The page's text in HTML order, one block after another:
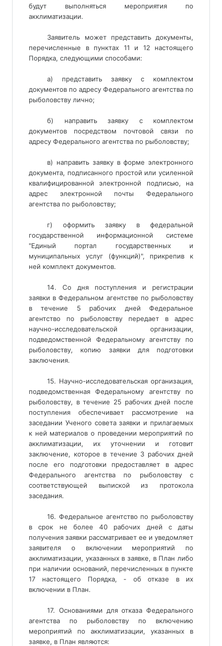
будут выполняться мероприятия по
акклиматизации.
Заявитель может представить документы,
перечисленные в пунктах 11 и 12 настоящего
Порядка, следующими способами:
а) представить заявку с комплектом
документов по адресу Федерального агентства по
рыболовству лично;
б) направить заявку с комплектом
документов посредством почтовой связи по
адресу Федерального агентства по рыболовству;
в) направить заявку в форме электронного
документа, подписанного простой или усиленной
квалифицированной электронной подписью, на
адрес электронной почты Федерального
агентства по рыболовству;
г) оформить заявку в федеральной
государственной информационной системе
"Единый портал государственных и
муниципальных услуг (функций)", прикрепив к
ней комплект документов.
14. Со дня поступления и регистрации
заявки в Федеральном агентстве по рыболовству
в течение 5 рабочих дней Федеральное
агентство по рыболовству передает в адрес
научно-исследовательской организации,
подведомственной Федеральному агентству по
рыболовству, копию заявки для подготовки
заключения.
15. Научно-исследовательская организация,
подведомственная Федеральному агентству по
рыболовству, в течение 25 рабочих дней после
поступления обеспечивает рассмотрение на
заседании Ученого совета заявки и прилагаемых
к ней материалов о проведении мероприятий по
акклиматизации, их уточнении и готовит
заключение, которое в течение 3 рабочих дней
после его подготовки предоставляет в адрес
Федерального агентства по рыболовству с
соответствующей выпиской из протокола
заседания.
16. Федеральное агентство по рыболовству
в срок не более 40 рабочих дней с даты
получения заявки рассматривает ее и уведомляет
заявителя о включении мероприятий по
акклиматизации, указанных в заявке, в План либо
при наличии оснований, перечисленных в пункте
17 настоящего Порядка, - об отказе в их
включении в План.
17. Основаниями для отказа Федерального
агентства по рыболовству по включению
мероприятий по акклиматизации, указанных в
заявке, в План являются: